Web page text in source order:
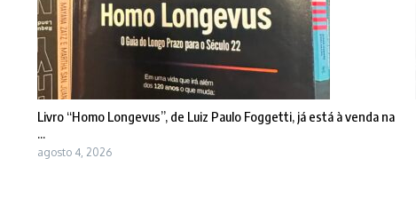
Livro “Homo Longevus”, de Luiz Paulo Foggetti, já está à venda na
...
agosto 4, 2026